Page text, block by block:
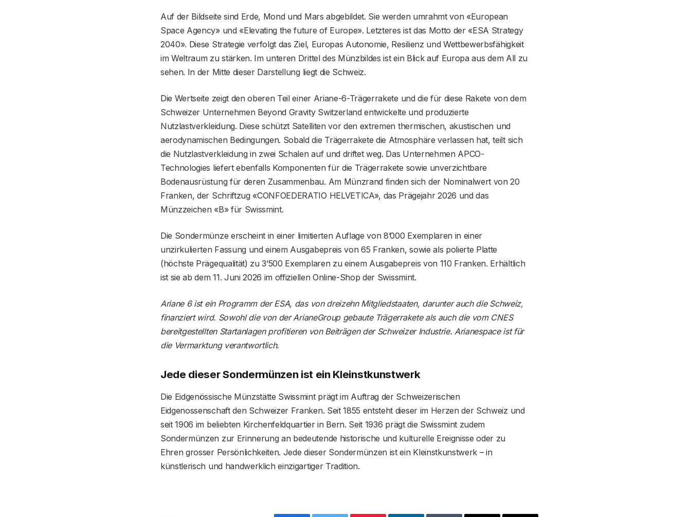
Auf der Bildseite sind Erde, Mond und Mars abgebildet. Sie werden umrahmt von «European
Space Agency» und «Elevating the future of Europe». Letzteres ist das Motto der «ESA Strategy
2040». Diese Strategie verfolgt das Ziel, Europas Autonomie, Resilienz und Wettbewerbsfähigkeit
im Weltraum zu stärken. Im unteren Drittel des Münzbildes ist ein Blick auf Europa aus dem All zu
sehen. In der Mitte dieser Darstellung liegt die Schweiz.
Die Wertseite zeigt den oberen Teil einer Ariane-6-Trägerrakete und die für diese Rakete von dem
Schweizer Unternehmen Beyond Gravity Switzerland entwickelte und produzierte
Nutzlastverkleidung. Diese schützt Satelliten vor den extremen thermischen, akustischen und
aerodynamischen Bedingungen. Sobald die Trägerrakete die Atmosphäre verlassen hat, teilt sich
die Nutzlastverkleidung in zwei Schalen auf und driftet weg. Das Unternehmen APCO-
Technologies liefert ebenfalls Komponenten für die Trägerrakete sowie unverzichtbare
Bodenausrüstung für deren Zusammenbau. Am Münzrand finden sich der Nominalwert von 20
Franken, der Schriftzug «CONFOEDERATIO HELVETICA», das Prägejahr 2026 und das
Münzzeichen «B» für Swissmint.
Die Sondermünze erscheint in einer limitierten Auflage von 8’000 Exemplaren in einer
unzirkulierten Fassung und einem Ausgabepreis von 65 Franken, sowie als polierte Platte
(höchste Prägequalität) zu 3’500 Exemplaren zu einem Ausgabepreis von 110 Franken. Erhältlich
ist sie ab dem 11. Juni 2026 im offiziellen Online-Shop der Swissmint.
Ariane 6 ist ein Programm der ESA, das von dreizehn Mitgliedstaaten, darunter auch die Schweiz,
finanziert wird. Sowohl die von der ArianeGroup gebaute Trägerrakete als auch die vom CNES
bereitgestellten Startanlagen profitieren von Beiträgen der Schweizer Industrie. Arianespace ist für
die Vermarktung verantwortlich.
Jede dieser Sondermünzen ist ein Kleinstkunstwerk
Die Eidgenössische Münzstätte Swissmint prägt im Auftrag der Schweizerischen
Eidgenossenschaft den Schweizer Franken. Seit 1855 entsteht dieser im Herzen der Schweiz und
seit 1906 im beliebten Kirchenfeldquartier in Bern. Seit 1936 prägt die Swissmint zudem
Sondermünzen zur Erinnerung an bedeutende historische und kulturelle Ereignisse oder zu
Ehren grosser Persönlichkeiten. Jede dieser Sondermünzen ist ein Kleinstkunstwerk – in
künstlerisch und handwerklich einzigartiger Tradition.